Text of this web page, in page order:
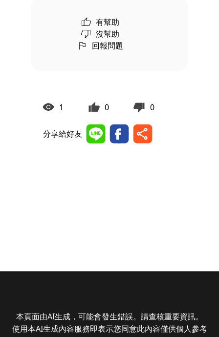
有幫助
沒幫助
回報問題
1 0 0
分享給好友
本頁面由AI生成，可能會發生錯誤。請查核重要資訊。
使用本AI生成內容服務即表示您同意此內容僅供個人參考